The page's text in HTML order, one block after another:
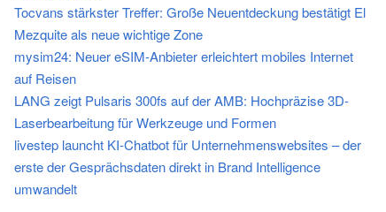
Tocvans stärkster Treffer: Große Neuentdeckung bestätigt El
Mezquite als neue wichtige Zone
mysim24: Neuer eSIM-Anbieter erleichtert mobiles Internet
auf Reisen
LANG zeigt Pulsaris 300fs auf der AMB: Hochpräzise 3D-
Laserbearbeitung für Werkzeuge und Formen
livestep launcht KI-Chatbot für Unternehmenswebsites – der
erste der Gesprächsdaten direkt in Brand Intelligence
umwandelt